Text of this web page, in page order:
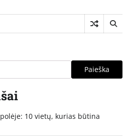
Paieška
10 vietų, kurias būtina